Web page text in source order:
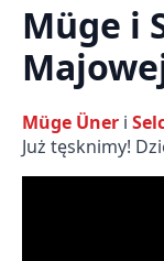
Müge i
Müge Üner i
Już tęsknimy!